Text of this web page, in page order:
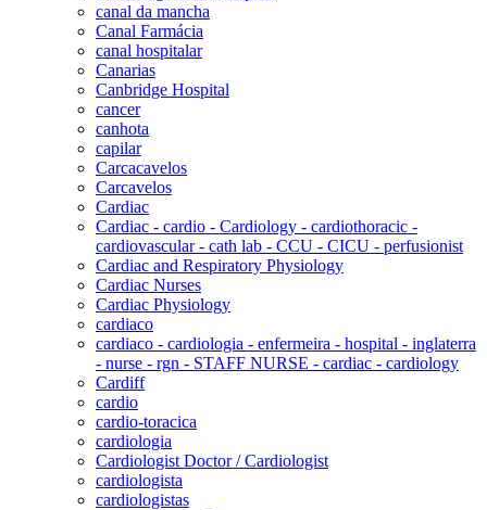
canal da mancha
Canal Farmácia
canal hospitalar
Canarias
Canbridge Hospital
cancer
canhota
capilar
Carcacavelos
Carcavelos
Cardiac
Cardiac - cardio - Cardiology - cardiothoracic -
cardiovascular - cath lab - CCU - CICU - perfusionist
Cardiac and Respiratory Physiology
Cardiac Nurses
Cardiac Physiology
cardiaco
cardiaco - cardiologia - enfermeira - hospital - inglaterra
- nurse - rgn - STAFF NURSE - cardiac - cardiology
Cardiff
cardio
cardio-toracica
cardiologia
Cardiologist Doctor / Cardiologist
cardiologista
cardiologistas